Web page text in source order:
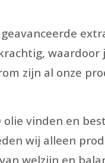
zijn al onze
vinden en
wij alleen
welzijn en